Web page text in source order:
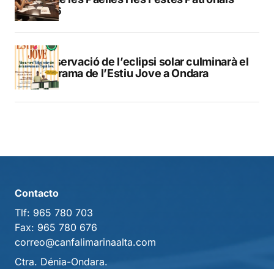
2026
L’observació de l’eclipsi solar culminarà el
programa de l’Estiu Jove a Ondara
Contacto
Tlf: 965 780 703
Fax: 965 780 676
correo@canfalimarinaalta.com
Ctra. Dénia-Ondara.